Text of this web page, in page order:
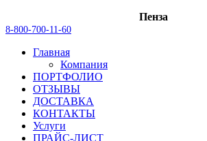
Пенза
8-800-700-11-60
Главная
Компания
ПОРТФОЛИО
ОТЗЫВЫ
ДОСТАВКА
КОНТАКТЫ
Услуги
ПРАЙС-ЛИСТ